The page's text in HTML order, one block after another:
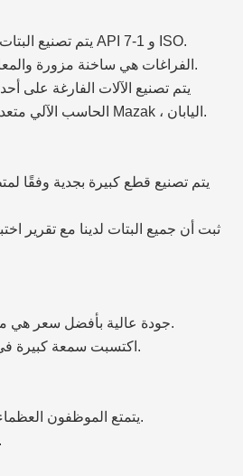
يتم تصنيع البتات الكبيرة في منشأة تصنيع API 7-1 و ISO.
الفراغات هي ساخنة مزورة والمعالجة بالحرارة قبل بالقطع.
يتم تصنيع الآلات الفارغة على
الحاسب الآلي متعددة المحاور في العالم من Mazak ، اليابان.
يتم تصنيع قطع كبيرة بجدية وفقًا
ثبت أن جميع البتات لدينا مع تقرير
جودة عالية بأفضل سعر هي ميزتنا للتعاون طويل الأجل.
اكتسبت سمعة كبيرة في الصين والأسواق الدولية.
يتمتع الموظفون العظماء بخبرة كبيرة في التصدير.
مراعاة خدمة ما بعد البيع.